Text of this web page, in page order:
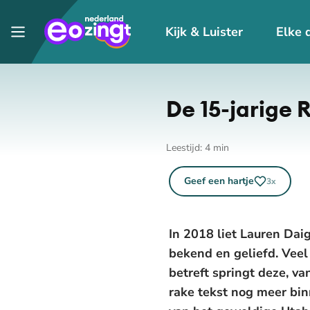
Kijk & Luister Elke
De 15-jarige
Leestijd: 4 min
Geef een hartje 3x
In 2018 liet Lauren
bekend en geliefd.
betreft springt deze,
rake tekst nog meer